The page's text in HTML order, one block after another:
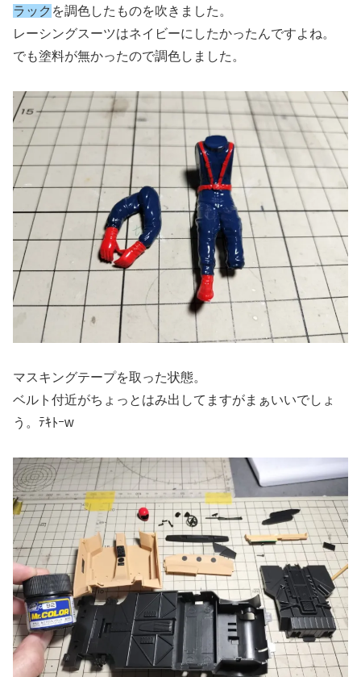
ラック を調色したものを吹きました。
レーシングスーツはネイビーにしたかったんですよね。
でも塗料が無かったので調色しました。
マスキングテープを取った状態。
ベルト付近がちょっとはみ出してますがまぁいいでしょ
う。ﾃｷﾄｰw